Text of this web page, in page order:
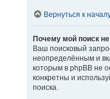
Вернуться к
Почему мой поиск
Ваш поисковый
неопределённым и
которым в phpBB не
конкретны и
поиска.